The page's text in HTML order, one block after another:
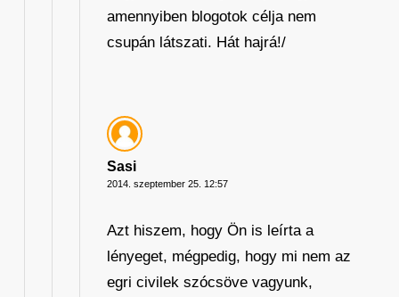
amennyiben blogotok célja nem
csupán látszati. Hát hajrá!/
Sasi
2014. szeptember 25. 12:57
Azt hiszem, hogy Ön is leírta a
lényeget, mégpedig, hogy mi nem az
egri civilek szócsöve vagyunk,